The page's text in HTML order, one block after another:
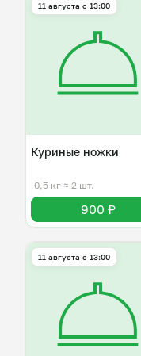
11 августа с 13:00
Куриные ножки
0,5 кг ≈ 2 шт.
900 ₽
11 августа с 13:00